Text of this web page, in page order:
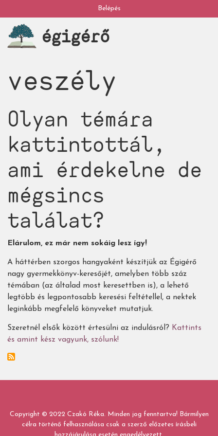
a
tartalomra
My
account
Belépés
égigérő
veszély
Olyan témára
kattintottál,
ami érdekelne de
mégsincs
találat?
Elárulom, ez már nem sokáig lesz így!
A háttérben szorgos hangyaként készítjük az Égigérő
nagy gyermekkönyv-keresőjét, amelyben több száz
témában (az általad most keresettben is), a lehető
legtöbb és legpontosabb keresési feltétellel, a nektek
leginkább megfelelő könyveket mutatjuk.
Szeretnél elsők között értesülni az indulásról? Kattints
és amint kész vagyunk, szólunk!
Copyright © 2022 Czakó Réka. Minden jog fenntartva! Bármilyen
célra történő felhasználása csak a szerző előzetes írásbeli